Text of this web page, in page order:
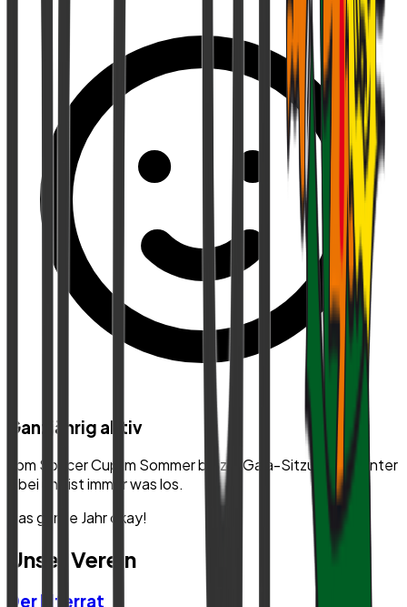
Ganzjährig aktiv
Vom Soccer Cup im Sommer bis zur Gala-Sitzung im Winter
– bei uns ist immer was los.
Das ganze Jahr okay!
Unser Verein
Der Elferrat